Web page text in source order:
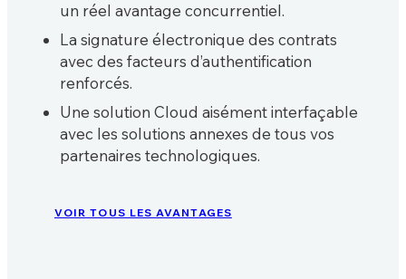
un réel avantage concurrentiel.
La signature électronique des contrats
avec des facteurs d’authentification
renforcés.
Une solution Cloud aisément interfaçable
avec les solutions annexes de tous vos
partenaires technologiques.
VOIR TOUS LES AVANTAGES